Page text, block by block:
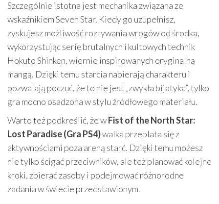
Szczególnie istotna jest mechanika związana ze
wskaźnikiem Seven Star. Kiedy go uzupełnisz,
zyskujesz możliwość rozrywania wrogów od środka,
wykorzystując serię brutalnych i kultowych technik
Hokuto Shinken, wiernie inspirowanych oryginalną
mangą. Dzięki temu starcia nabierają charakteru i
pozwalają poczuć, że to nie jest „zwykła bijatyka”, tylko
gra mocno osadzona w stylu źródłowego materiału.
Warto też podkreślić, że wFist of the North Star:
Lost Paradise (Gra PS4)walka przeplata się z
aktywnościami poza areną starć. Dzięki temu możesz
nie tylko ścigać przeciwników, ale też planować kolejne
kroki, zbierać zasoby i podejmować różnorodne
zadania w świecie przedstawionym.